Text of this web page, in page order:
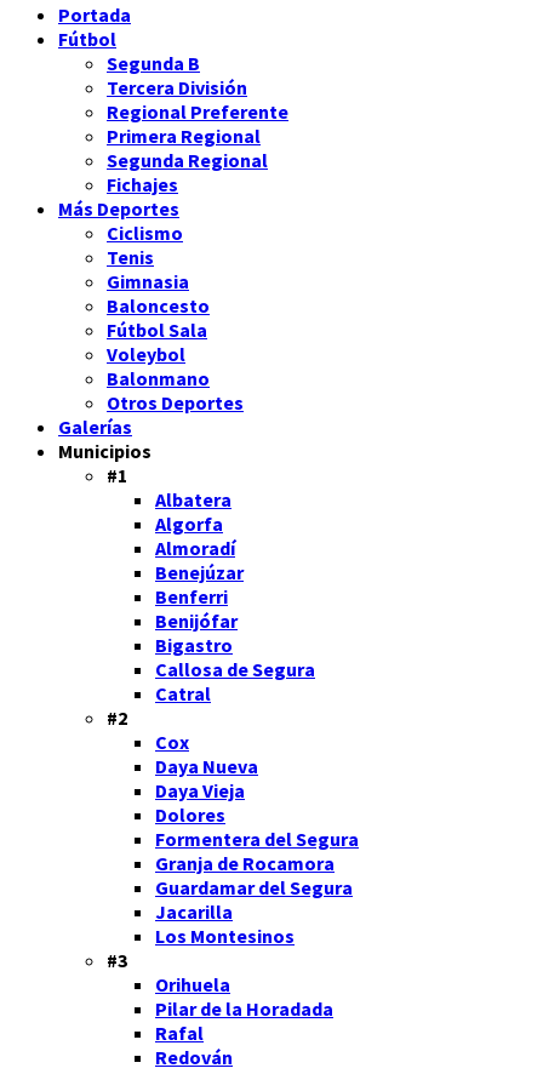
Portada
Fútbol
Segunda B
Tercera División
Regional Preferente
Primera Regional
Segunda Regional
Fichajes
Más Deportes
Ciclismo
Tenis
Gimnasia
Baloncesto
Fútbol Sala
Voleybol
Balonmano
Otros Deportes
Galerías
Municipios
#1
Albatera
Algorfa
Almoradí
Benejúzar
Benferri
Benijófar
Bigastro
Callosa de Segura
Catral
#2
Cox
Daya Nueva
Daya Vieja
Dolores
Formentera del Segura
Granja de Rocamora
Guardamar del Segura
Jacarilla
Los Montesinos
#3
Orihuela
Pilar de la Horadada
Rafal
Redován